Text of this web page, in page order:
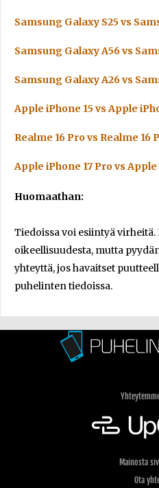
Samsung Galaxy S25 vs
Samsung Galaxy A56 vs
Samsung Galaxy A26 vs
Apple iPhone 15 vs Apple
Realme 16 Pro vs Realme 16
Apple iPhone 17 Pro vs
Huomaathan:
Tiedoissa voi esiintyä
oikeellisuudesta, mutta
yhteyttä, jos havaitset
puhelinten tiedoissa.
Mainosta
Ota